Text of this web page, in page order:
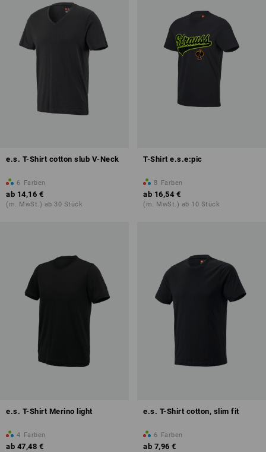
e.s. T-Shirt cotton slub V-Neck
6 Farben
ab 14,16 €
(m. MwSt.) ab 30 Stück
T-Shirt e.s.e:pic
8 Farben
ab 16,54 €
(m. MwSt.) ab 10 Stück
e.s. T-Shirt Merino light
4 Farben
ab 47,48 €
e.s. T-Shirt cotton, slim fit
6 Farben
ab 7,96 €